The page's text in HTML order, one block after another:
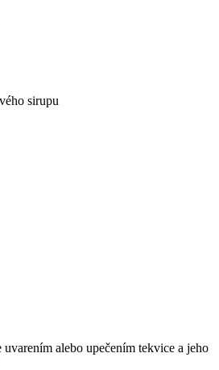
sirupu
alebo upečením tekvice a jeho